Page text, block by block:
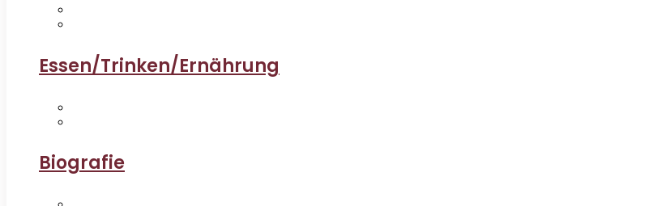
Essen/Trinken/Ernährung
Biografie